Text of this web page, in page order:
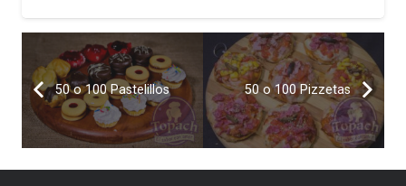
50 o 100 Pastelillos 50 o 100 Pizzetas